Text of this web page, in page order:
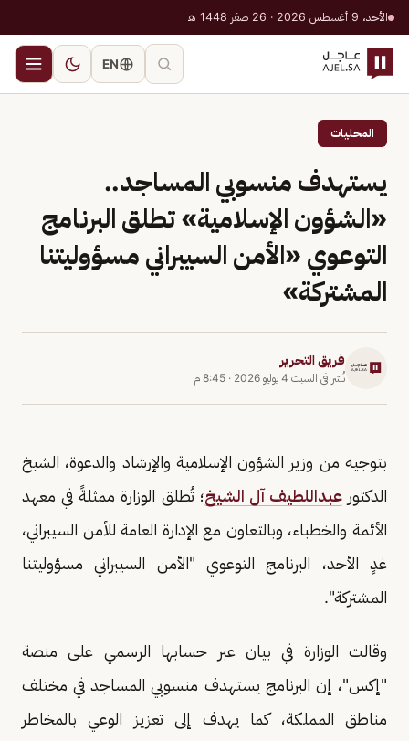
الأحد، 9 أغسطس 2026 · 26 صفر 1448 هـ
EN
المحليات
يستهدف منسوبي المساجد..
«الشؤون الإسلامية» تطلق البرنامج
التوعوي «الأمن السيبراني مسؤوليتنا
المشتركة»
فريق التحرير
نُشر في السبت 4 يوليو 2026 · 8:45 م
بتوجيه من وزير الشؤون الإسلامية والإرشاد والدعوة، الشيخ
الدكتورعبداللطيف آل الشيخ؛ تُطلق الوزارة ممثلةً في معهد
الأئمة والخطباء، وبالتعاون مع الإدارة العامة للأمن السيبراني،
غدٍ الأحد، البرنامج التوعوي "الأمن السيبراني مسؤوليتنا
المشتركة".
وقالت الوزارة في بيان عبر حسابها الرسمي على منصة
"إكس"، إن البرنامج يستهدف منسوبي المساجد في مختلف
مناطق المملكة، كما يهدف إلى تعزيز الوعي بالمخاطر